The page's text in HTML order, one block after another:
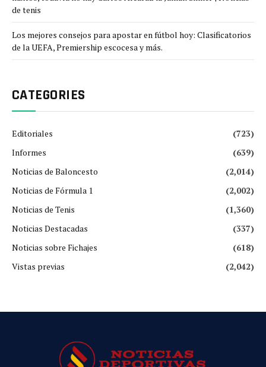
de tenis
Los mejores consejos para apostar en fútbol hoy: Clasificatorios
de la UEFA, Premiership escocesa y más.
CATEGORIES
Editoriales
(723)
Informes
(639)
Noticias de Baloncesto
(2,014)
Noticias de Fórmula 1
(2,002)
Noticias de Tenis
(1,360)
Noticias Destacadas
(337)
Noticias sobre Fichajes
(618)
Vistas previas
(2,042)